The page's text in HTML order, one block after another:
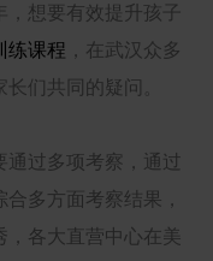
想要有效提升孩子
练课程 ，在武汉众多
们共同的疑问。
通过多项考察，通过
多方面考察结果，
，各大直营中心在美